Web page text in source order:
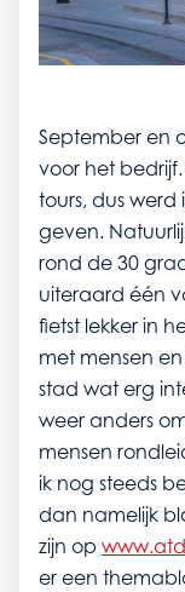
September en
voor het
tours, dus
geven.
rond de 30
uiteraard één
fietst lekker in
met mensen
stad wat erg
weer anders
mensen
ik nog steeds
dan namelijk
zijn op
er een